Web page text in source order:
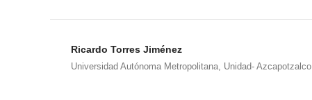
Ricardo Torres Jiménez
Universidad Autónoma Metropolitana, Unidad- Azcapotzalco